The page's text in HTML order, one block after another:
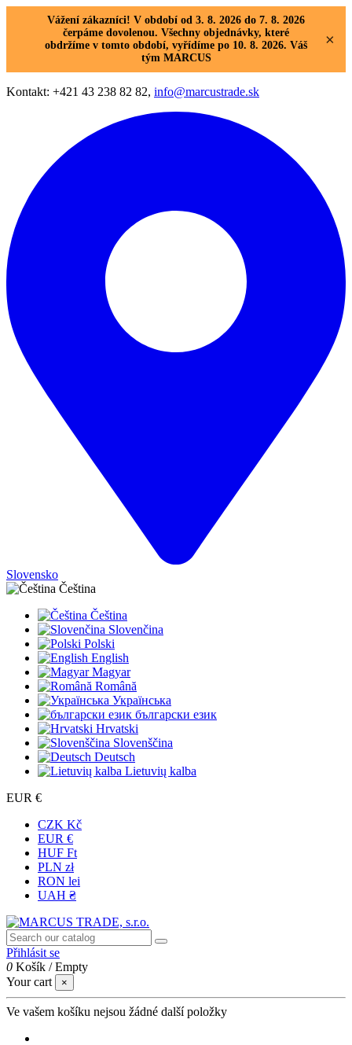
Vážení zákazníci! V období od 3. 8. 2026 do 7. 8. 2026
čerpáme dovolenou. Všechny objednávky, které
obdržíme v tomto období, vyřídíme po 10. 8. 2026. Váš
tým MARCUS
×
Kontakt: +421 43 238 82 82, info@marcustrade.sk
Slovensko
Čeština
Čeština
Slovenčina
Polski
English
Magyar
Română
Українська
български език
Hrvatski
Slovenščina
Deutsch
Lietuvių kalba
EUR €
CZK Kč
EUR €
HUF Ft
PLN zł
RON lei
UAH ₴
Přihlásit se
0 Košík /Empty
Your cart
×
Ve vašem košíku nejsou žádné další položky